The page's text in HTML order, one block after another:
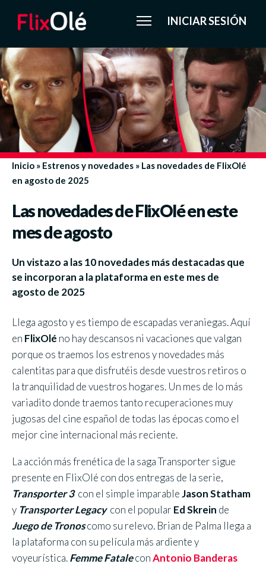
INICIAR SESIÓN
Inicio » Estrenos y novedades » Las novedades de FlixOlé
en agosto de 2025
Las novedades de FlixOlé en este
mes de agosto
Un vistazo a las 10 novedades más destacadas que
se incorporan a la plataforma en este mes de
agosto de 2025
Llega agosto y es tiempo de escapadas veraniegas. Aquí
en FlixOlé no hay descansos ni vacaciones que valgan
porque os traemos los estrenos y novedades más
calentitas para que disfrutéis desde vuestros retiros o
la tranquilidad de vuestros hogares. Un mes de lo más
variadito donde traemos tanto recuperaciones muy
jugosas del cine español de todas las épocas como el
mejor cine internacional más reciente.
La acción más frenética de la saga Transporter sigue
presente en FlixOlé con dos entregas de la serie,
Transporter 3con el simple imparableJason Statham
y Transporter Legacycon el popular Ed Skrein de
Juego de Tronoscomo su relevo. Brian de Palma llega a
la plataforma con su película más ardiente y
voyeurística.Femme FataleconAntonio Banderas